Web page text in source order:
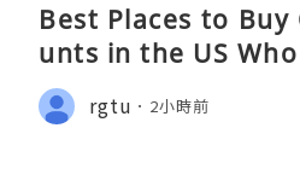
Best Places to Buy
unts in the US Who
rgtu 2小時前